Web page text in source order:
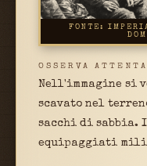
FONTE:
OSSERVA
Nell'immagine si
scavato nel
sacchi di sabbia.
equipaggiati